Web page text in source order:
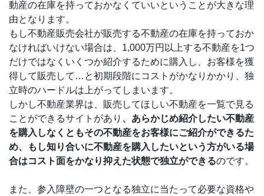
動産の在庫を持っておかなくていいということが大きな理
由となります。
もし不動産販売会社が販売する不動産の在庫を持っておか
なければいけない場合は、1,000万円以上する不動産を1つ
だけではなくいくつか紹介するために購入し、お客様を獲
得して販売して…と初期段階にコストがかなりかかり、独
立時のハードルは上がってしまいます。
しかし不動産業界は、販売してほしい不動産を一覧で見る
ことができるサイトがあり 、あらかじめ紹介したい不動産
を購入しなくともその不動産をお客様にご紹介ができるた
め、もし知り合いに不動産を購入したいという方がいる場
合はコスト面をかなり抑えた状態で独立ができるのです。
また、参入障壁の一つとなる独立に当たって必要な資格や